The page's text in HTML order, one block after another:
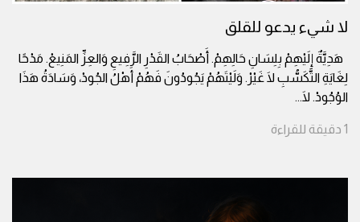
لا شيء يدعو للقلق
هَدِيَّةٌ إِلَيْهِمْ بِلِسَانِ حَالِهِمْ. أَصْحَابُ القَدْرِ الرَّفِيعِ وَالعِزِّ المَنِيعْ. مَدْحًا
لِغَايَةِ التَّكَسُّبِ لَا غَيْرْ. وَلَيْتَهُمْ يَجُودُونَ فَهُمْ أَهْلُ الجُودْ، وَسَادَةُ هَذَا
الوُجُودْ. لَا...
1 دقيقة للقراءة